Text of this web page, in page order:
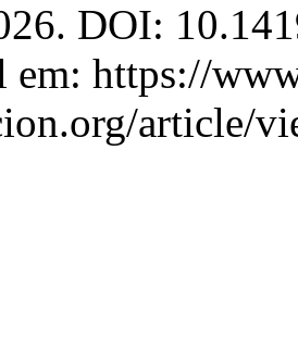
DOI:
https://
article/